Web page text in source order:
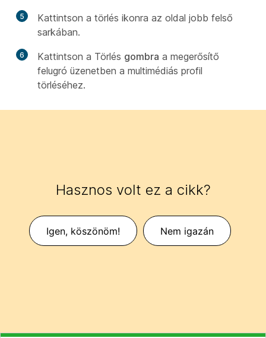
5
Kattintson a törlés ikonra az oldal jobb felső
sarkában.
6 Kattintson a Törlés gombra a megerősítő
felugró üzenetben a multimédiás profil
törléséhez.
Hasznos volt ez a cikk?
Igen, köszönöm! Nem igazán